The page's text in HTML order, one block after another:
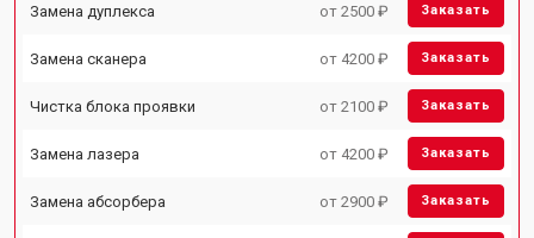
Замена дуплекса от 2500 ₽ Заказать
Замена сканера от 4200 ₽ Заказать
Чистка блока проявки от 2100 ₽ Заказать
Замена лазера от 4200 ₽ Заказать
Замена абсорбера от 2900 ₽ Заказать